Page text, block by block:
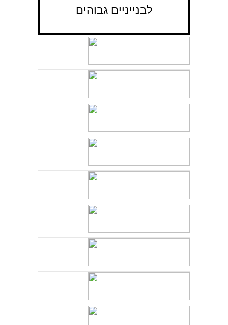
לבנייניים גבוהים